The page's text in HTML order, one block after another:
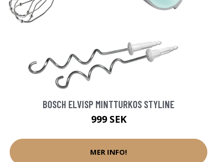
BOSCH ELVISP MINTTURKOS STYLINE
999 SEK
MER INFO!